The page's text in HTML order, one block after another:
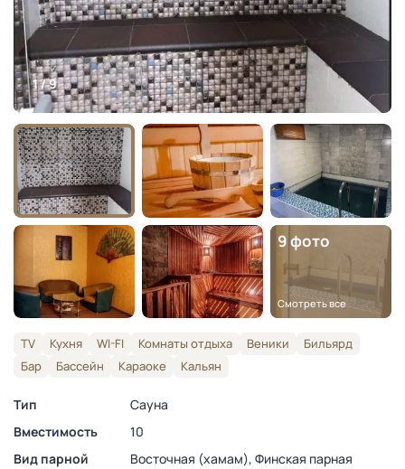
1 / 9
9 фото
Смотреть все
TV Кухня WI-FI Комнаты отдыха Веники
Бильярд
Бар
Бассейн Караоке Кальян
Тип
Сауна
Вместимость
10
Вид парной
Восточная (хамам), Финская парная